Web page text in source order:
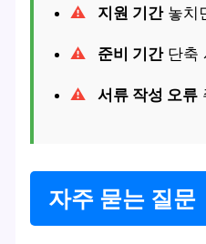
지원 기간놓치
준비 기간단축
서류 작성 오류
자주 묻는 질문